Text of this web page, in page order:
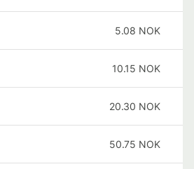
5.08 NOK
10.15 NOK
20.30 NOK
50.75 NOK